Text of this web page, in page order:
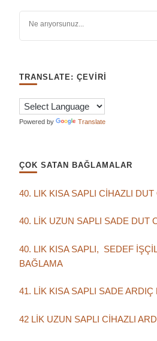
TRANSLATE: ÇEVIRI
Powered by Translate
ÇOK SATAN BAĞLAMALAR
40. LIK KISA SAPLI CİHAZLI
40. LİK UZUN SAPLI SADE DUT
40. LIK KISA SAPLI, SEDEF
BAĞLAMA
41. LİK KISA SAPLI SADE ARDIÇ
42 LİK UZUN SAPLI CİHAZLI